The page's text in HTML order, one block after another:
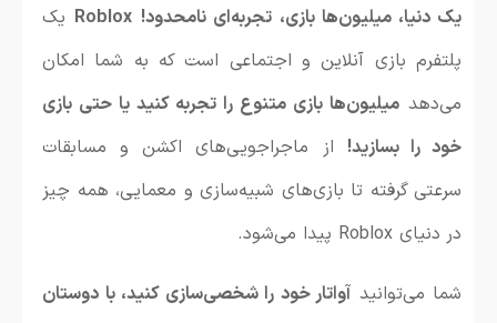
یک دنیا، میلیون‌ها بازی، تجربه‌ای نامحدود! Roblox یک
پلتفرم بازی آنلاین و اجتماعی است که به شما امکان
می‌دهد میلیون‌ها بازی متنوع را تجربه کنید یا حتی بازی
خود را بسازید! از ماجراجویی‌های اکشن و مسابقات
سرعتی گرفته تا بازی‌های شبیه‌سازی و معمایی، همه چیز
در دنیای Roblox پیدا می‌شود.
شما می‌توانید آواتار خود را شخصی‌سازی کنید، با دوستان